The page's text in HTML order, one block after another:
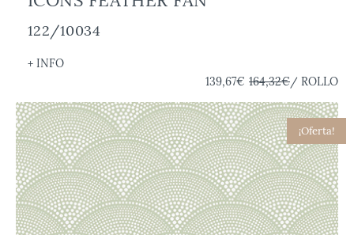
122/10034
+ INFO
139,67€ 164,32€/ ROLLO
¡Oferta!